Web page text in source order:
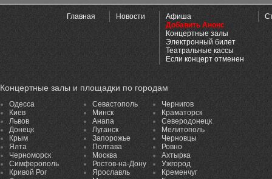
Главная Новости
Афиша
Добавить Анонс
Концертные залы
Электронный билет
Театральные кассы
Если концерт отменен
Концертные залы и площадки по городам
Одесса
Киев
Львов
Донецк
Крым
Ялта
Черноморск
Симферополь
Кривой Рог
Севастополь
Минск
Анапа
Луганск
Запорожье
Полтава
Москва
Ростов-на-Дону
Ярославль
Чернигов
Краматорск
Северодонецк
Мелитополь
Черновцы
Ровно
Ахтырка
Ужгород
Кременчуг